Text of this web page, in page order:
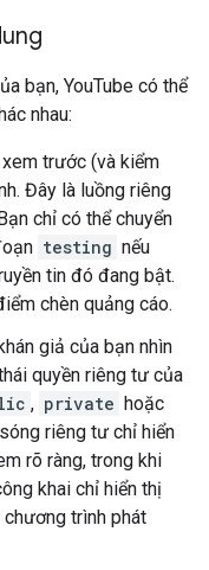
bạn, YouTube có thể
nhau:
trước (và kiểm
Đây là luồng riêng
chỉ có thể chuyển
testing nếu
tin đó đang bật.
chèn quảng cáo.
giả của bạn nhìn
quyền riêng tư của
, private hoặc
riêng tư chỉ hiển
rõ ràng, trong khi
khai chỉ hiển thị
trình phát